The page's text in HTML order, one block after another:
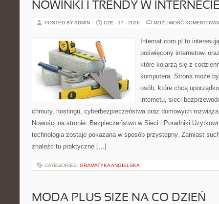
NOWINKI I TRENDY W
POSTED BY ADMIN CZE - 17 - 2026 MOŻLIWOŚĆ
Internat.com.pl to
poświęcony internetowi
które kojarzą się z
komputera. Strona może
osób, które chcą
internetu, sieci
chmury, hostingu, cyberbezpieczeństwa oraz domowych
Nowości na stronie: Bezpieczeństwo w Sieci i Poradniki
technologia zostaje pokazana w sposób przystępny. Zamiast
znaleźć tu praktyczne […]
CATEGORIES: GRAMATYKA ANGIELSKA
MODA PLUS SIZE NA CO DZIEŃ